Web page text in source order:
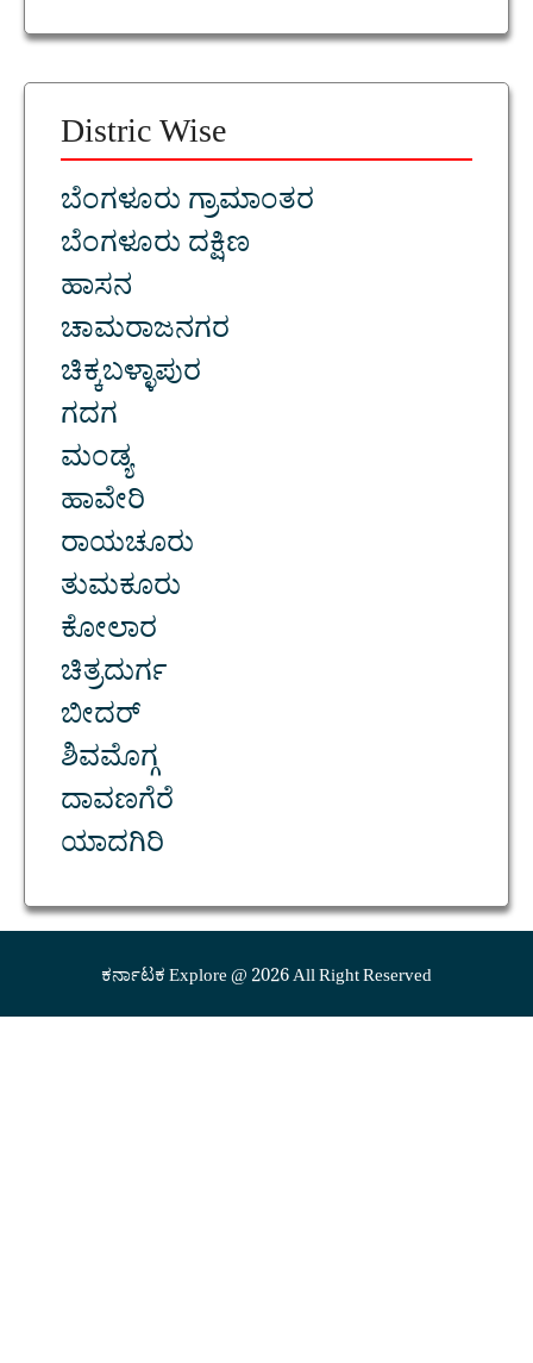
Distric Wise
ಬೆಂಗಳೂರು ಗ್ರಾಮಾಂತರ
ಬೆಂಗಳೂರು ದಕ್ಷಿಣ
ಹಾಸನ
ಚಾಮರಾಜನಗರ
ಚಿಕ್ಕಬಳ್ಳಾಪುರ
ಗದಗ
ಮಂಡ್ಯ
ಹಾವೇರಿ
ರಾಯಚೂರು
ತುಮಕೂರು
ಕೋಲಾರ
ಚಿತ್ರದುರ್ಗ
ಬೀದರ್
ಶಿವಮೊಗ್ಗ
ದಾವಣಗೆರೆ
ಯಾದಗಿರಿ
ಕರ್ನಾಟಕ Explore @ 2026 All Right Reserved